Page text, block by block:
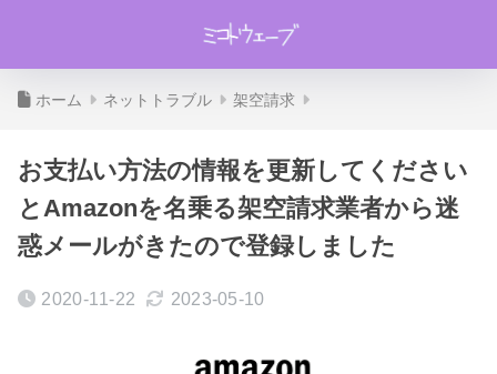
ホーム ネットトラブル 架空請求
お支払い方法の情報を更新してください
とAmazonを名乗る架空請求業者から迷
惑メールがきたので登録しました
2020-11-22 2023-05-10